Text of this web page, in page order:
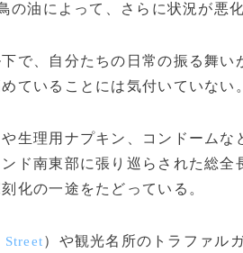
油によって、さらに状況が悪化
で、自分たちの日常の振る舞い
ていることには気付いていない。
生理用ナプキン、コンドームな
ド南東部に張り巡らされた総全
化の一途をたどっている。
）や観光名所のトラファル